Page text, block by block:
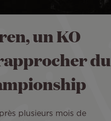
un KO
du
plusieurs mois de